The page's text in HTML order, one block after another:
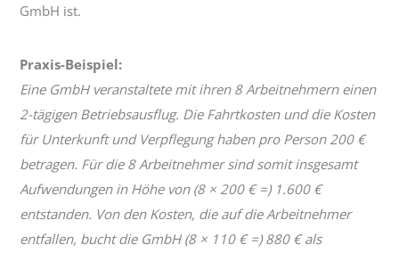
GmbH ist.
Praxis-Beispiel:
Eine GmbH veranstaltete mit ihren 8 Arbeitnehmern einen
2-tägigen Betriebsausflug. Die Fahrtkosten und die Kosten
für Unterkunft und Verpflegung haben pro Person 200 €
betragen. Für die 8 Arbeitnehmer sind somit insgesamt
Aufwendungen in Höhe von (8 × 200 € =) 1.600 €
entstanden. Von den Kosten, die auf die Arbeitnehmer
entfallen, bucht die GmbH (8 × 110 € =) 880 € als